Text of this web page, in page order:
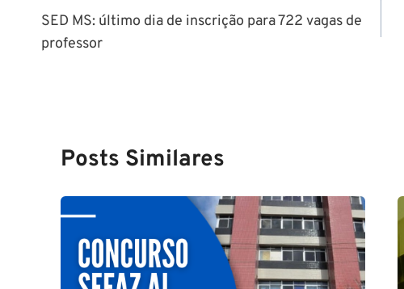
de
SED MS: último dia de inscrição para 722 vagas de
professor
Posts Similares